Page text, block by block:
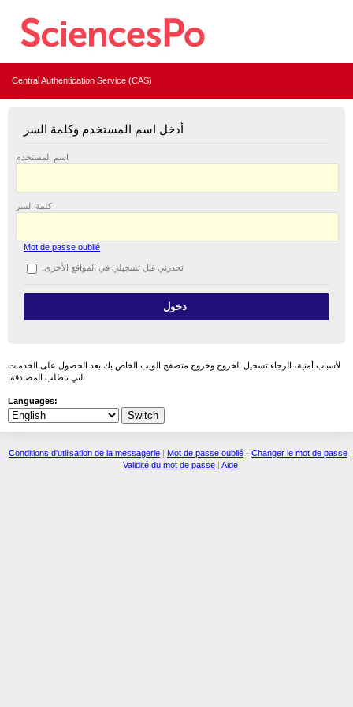
Central Authentication Service (CAS)
أدخل اسم المستخدم وكلمة السر
اسم المستخدم
كلمة السر
Mot de passe oublié
تحذرني قبل تسجيلي في المواقع الأخرى.
لأسباب أمنية، الرجاء تسجيل الخروج وخروج متصفح الويب الخاص بك بعد الحصول على الخدمات
التي تتطلب المصادقة!
Languages:
Conditions d'utilisation de la messagerie | Mot de passe oublié - Changer le mot de passe |
Validité du mot de passe | Aide